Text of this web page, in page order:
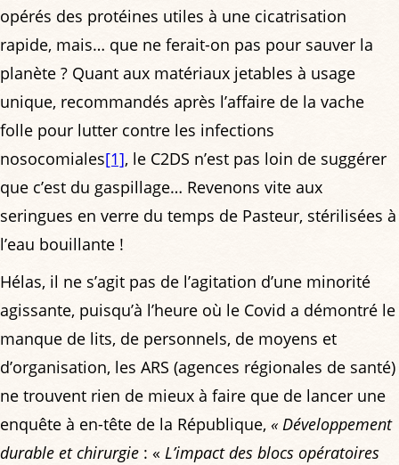
opérés des protéines utiles à une cicatrisation
rapide, mais… que ne ferait-on pas pour sauver la
planète ? Quant aux matériaux jetables à usage
unique, recommandés après l’affaire de la vache
folle pour lutter contre les infections
nosocomiales[1], le C2DS n’est pas loin de suggérer
que c’est du gaspillage… Revenons vite aux
seringues en verre du temps de Pasteur, stérilisées à
l’eau bouillante !
Hélas, il ne s’agit pas de l’agitation d’une minorité
agissante, puisqu’à l’heure où le Covid a démontré le
manque de lits, de personnels, de moyens et
d’organisation, les ARS (agences régionales de santé)
ne trouvent rien de mieux à faire que de lancer une
enquête à en-tête de la République, « Développement
durable et chirurgie : « L’impact des blocs opératoires